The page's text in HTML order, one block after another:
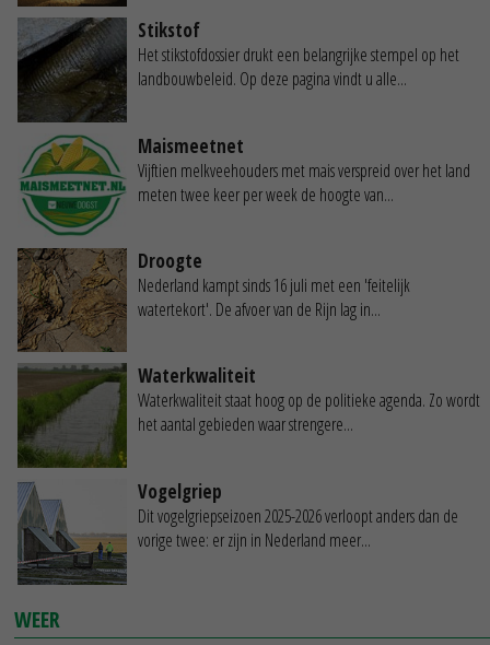
Stikstof
Het stikstofdossier drukt een belangrijke stempel op het
landbouwbeleid. Op deze pagina vindt u alle...
Maismeetnet
Vijftien melkveehouders met mais verspreid over het land
meten twee keer per week de hoogte van...
Droogte
Nederland kampt sinds 16 juli met een 'feitelijk
watertekort'. De afvoer van de Rijn lag in...
Waterkwaliteit
Waterkwaliteit staat hoog op de politieke agenda. Zo wordt
het aantal gebieden waar strengere...
Vogelgriep
Dit vogelgriepseizoen 2025-2026 verloopt anders dan de
vorige twee: er zijn in Nederland meer...
WEER